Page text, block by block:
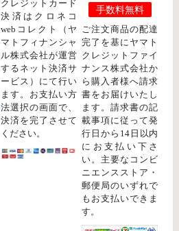
クレジットカード
決済はクロネコ
webコレクト（ヤ
マトフィナンシャ
ル株式会社が運営
するネット決済サ
ービス）にて行い
ます。お支払い方
法選択の画面で、
決済を完了させて
ください。
手数料無料
ご注文商品の配達
完了を基にヤマト
クレジットファイ
ナンス株式会社か
ら購入者様へ請求
書をお届けいたし
ます。請求書の記
載事項に従って発
行日から14日以内
にお支払い下さ
い。主要なコンビ
ニエンスストア・
郵便局のいずれで
もお支払いできま
す。